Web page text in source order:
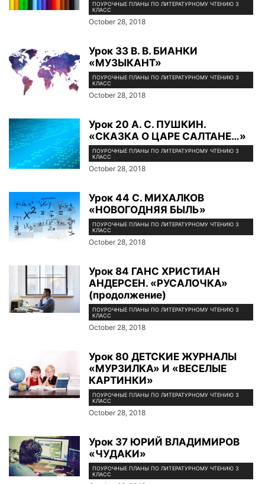
ПОУРОЧНЫЕ ПЛАНЫ ПО ЛИТЕРАТУРНОМУ ЧТЕНИЮ 3
КЛАСС
October 28, 2018
Урок 33 В. В. БИАНКИ
«МУЗЫКАНТ»
ПОУРОЧНЫЕ ПЛАНЫ ПО ЛИТЕРАТУРНОМУ ЧТЕНИЮ 3
КЛАСС
October 28, 2018
Урок 20 А. С. ПУШКИН.
«СКАЗКА О ЦАРЕ САЛТАНЕ…»
ПОУРОЧНЫЕ ПЛАНЫ ПО ЛИТЕРАТУРНОМУ ЧТЕНИЮ 3
КЛАСС
October 28, 2018
Урок 44 С. МИХАЛКОВ
«НОВОГОДНЯЯ БЫЛЬ»
ПОУРОЧНЫЕ ПЛАНЫ ПО ЛИТЕРАТУРНОМУ ЧТЕНИЮ 3
КЛАСС
October 28, 2018
Урок 84 ГАНС ХРИСТИАН
АНДЕРСЕН. «РУСАЛОЧКА»
(продолжение)
ПОУРОЧНЫЕ ПЛАНЫ ПО ЛИТЕРАТУРНОМУ ЧТЕНИЮ 3
КЛАСС
October 28, 2018
Урок 80 ДЕТСКИЕ ЖУРНАЛЫ
«МУРЗИЛКА» И «ВЕСЕЛЫЕ
КАРТИНКИ»
ПОУРОЧНЫЕ ПЛАНЫ ПО ЛИТЕРАТУРНОМУ ЧТЕНИЮ 3
КЛАСС
October 28, 2018
Урок 37 ЮРИЙ ВЛАДИМИРОВ
«ЧУДАКИ»
ПОУРОЧНЫЕ ПЛАНЫ ПО ЛИТЕРАТУРНОМУ ЧТЕНИЮ 3
КЛАСС